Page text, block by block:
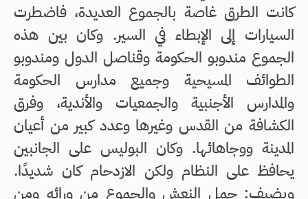
كانت الطرق غاصة بالجموع العديدة، فاضطرت
السيارات إلى الإبطاء في السير. وكان بين هذه
الجموع مندوبو الحكومة وقناصل الدول ومندوبو
الطوائف المسيحية وجميع مدارس الحكومة
والمدارس الأجنبية والجمعيات والأندية، وفرق
الكشافة من القدس وغيرها وعدد كبير من أعيان
المدينة ووجاهائها. وكان البوليس على الجانبين
يحافظ على النظام ولكن الازدحام كان شديدًا.
ويضيف: حمل النعش والجموع من ورائه ومن